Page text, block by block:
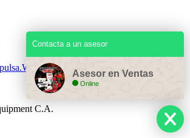
Contacta a un asesor
Asesor en Ventas
Online